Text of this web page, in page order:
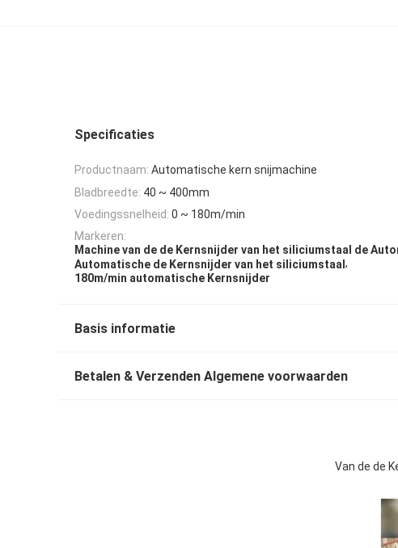
Specificaties
Productnaam: Automatische kern snijmachine
Bladbreedte: 40 ~ 400mm
Voedingssnelheid: 0 ~ 180m/min
Markeren:
Machine van de de Kernsnijder van het siliciumstaal de
Automatische de Kernsnijder van het siliciumstaal ,
180m/min automatische Kernsnijder
Basis informatie
Betalen & Verzenden Algemene voorwaarden
Van de de